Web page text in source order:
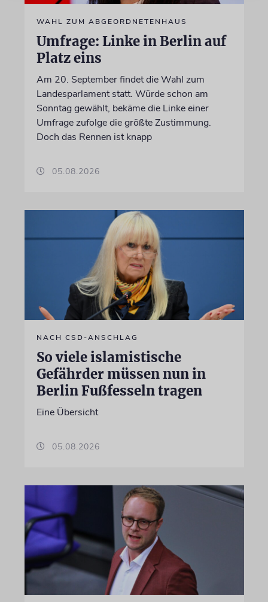
WAHL ZUM ABGEORDNETENHAUS
Umfrage: Linke in Berlin auf
Platz eins
Am 20. September findet die Wahl zum
Landesparlament statt. Würde schon am
Sonntag gewählt, bekäme die Linke einer
Umfrage zufolge die größte Zustimmung.
Doch das Rennen ist knapp
05.08.2026
NACH CSD-ANSCHLAG
So viele islamistische
Gefährder müssen nun in
Berlin Fußfesseln tragen
Eine Übersicht
05.08.2026